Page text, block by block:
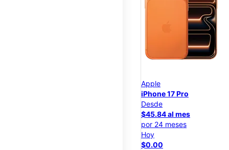
Apple
iPhone 17 Pro
Desde
$45.84 al mes
por 24 meses
Hoy
$0.00